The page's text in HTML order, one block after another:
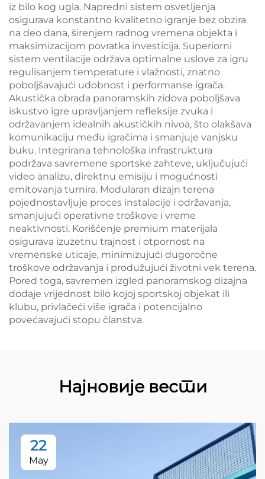
iz bilo kog ugla. Napredni sistem osvetljenja
osigurava konstantno kvalitetno igranje bez obzira
na deo dana, širenjem radnog vremena objekta i
maksimizacijom povratka investicija. Superiorni
sistem ventilacije održava optimalne uslove za igru
regulisanjem temperature i vlažnosti, znatno
poboljšavajući udobnost i performanse igrača.
Akustička obrada panoramskih zidova poboljšava
iskustvo igre upravljanjem refleksije zvuka i
održavanjem idealnih akustičkih nivoa, što olakšava
komunikaciju među igračima i smanjuje vanjsku
buku. Integrirana tehnološka infrastruktura
podržava savremene sportske zahteve, uključujući
video analizu, direktnu emisiju i mogućnosti
emitovanja turnira. Modularan dizajn terena
pojednostavljuje proces instalacije i održavanja,
smanjujući operativne troškove i vreme
neaktivnosti. Korišćenje premium materijala
osigurava izuzetnu trajnost i otpornost na
vremenske uticaje, minimizujući dugoročne
troškove održavanja i produžujući životni vek terena.
Pored toga, savremen izgled panoramskog dizajna
dodaje vrijednost bilo kojoj sportskoj objekat ili
klubu, privlačeći više igrača i potencijalno
povećavajući stopu članstva.
Најновије вести
22
May